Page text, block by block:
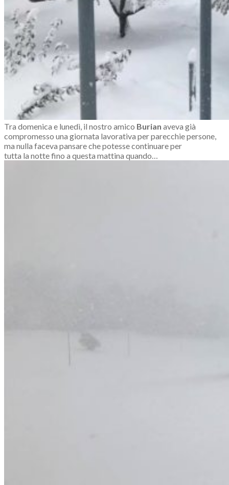
Tra domenica e lunedì, il nostro amico Burian aveva già
compromesso una giornata lavorativa per parecchie persone,
ma nulla faceva pansare che potesse continuare per
tutta la notte fino a questa mattina quando…